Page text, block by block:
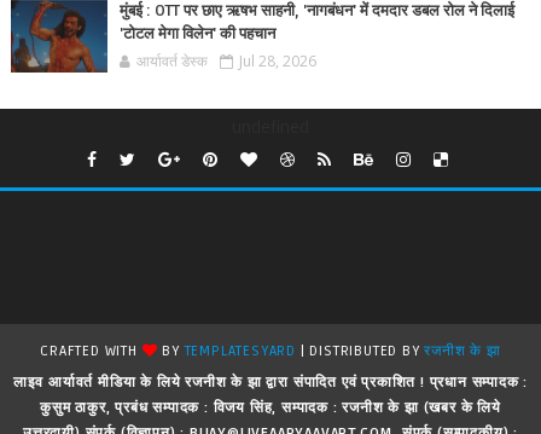
मुंबई : OTT पर छाए ऋषभ साहनी, 'नागबंधन' में दमदार डबल रोल ने दिलाई
'टोटल मेगा विलेन' की पहचान
आर्यावर्त डेस्क Jul 28, 2026
CRAFTED WITH BYTEMPLATESYARD | DISTRIBUTED BYरजनीश के झा
लाइव आर्यावर्त मीडिया के लिये रजनीश के झा द्वारा संपादित एवं प्रकाशित ! प्रधान सम्पादक :
कुसुम ठाकुर, प्रबंध सम्पादक : विजय सिंह, सम्पादक : रजनीश के झा (खबर के लिये